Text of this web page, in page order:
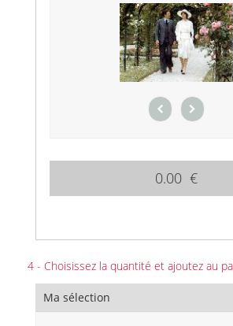
0.00 €
4 - Choisissez la quantité et ajoutez au
Ma sélection